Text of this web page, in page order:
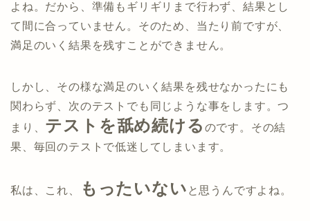
よね。だから、準備もギリギリまで行わず、結果とし
て間に合っていません。そのため、当たり前ですが、
満足のいく結果を残すことができません。
しかし、その様な満足のいく結果を残せなかったにも
関わらず、次のテストでも同じような事をします。つ
まり、 テストを舐め続ける のです。その結
果、毎回のテストで低迷してしまいます。
私は、これ、 もったいない と思うんですよね。